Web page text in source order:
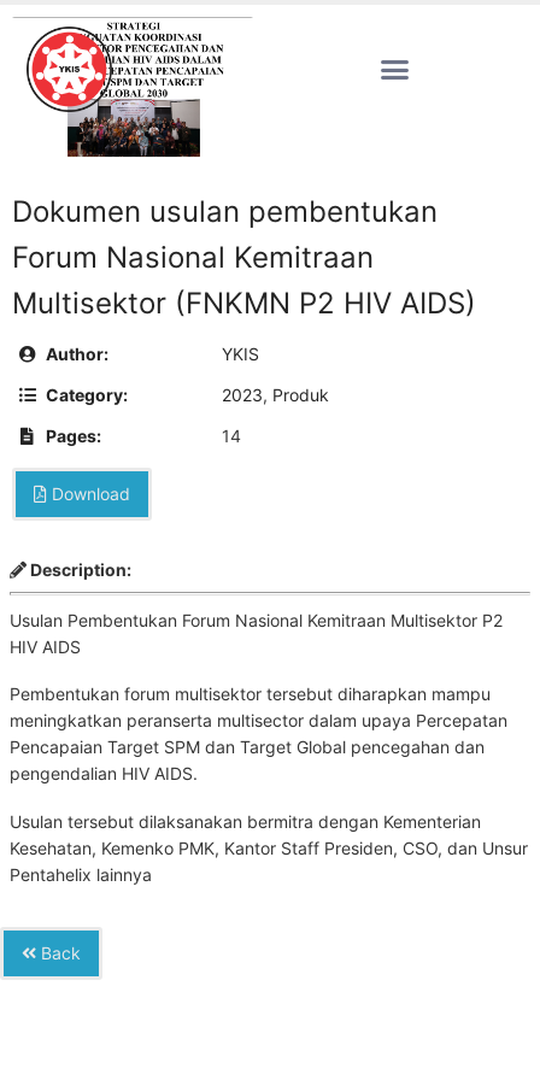
Dokumen usulan pembentukan
Forum Nasional Kemitraan
Multisektor (FNKMN P2 HIV AIDS)
Author:
YKIS
Category:
2023, Produk
Pages:
14
Download
Description:
Usulan Pembentukan Forum Nasional Kemitraan Multisektor P2
HIV AIDS
Pembentukan forum multisektor tersebut diharapkan mampu
meningkatkan peranserta multisector dalam upaya Percepatan
Pencapaian Target SPM dan Target Global pencegahan dan
pengendalian HIV AIDS.
Usulan tersebut dilaksanakan bermitra dengan Kementerian
Kesehatan, Kemenko PMK, Kantor Staff Presiden, CSO, dan Unsur
Pentahelix lainnya
Back